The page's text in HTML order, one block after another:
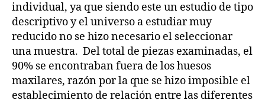
individual, ya que siendo este un estudio de tipo
descriptivo y el universo a estudiar muy
reducido no se hizo necesario el seleccionar
una muestra. Del total de piezas examinadas, el
90% se encontraban fuera de los huesos
maxilares, razón por la que se hizo imposible el
establecimiento de relación entre las diferentes